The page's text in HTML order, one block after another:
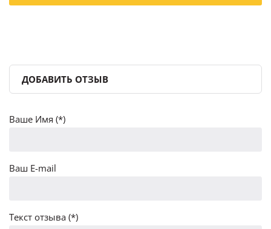
ДОБАВИТЬ ОТЗЫВ
Ваше Имя (*)
Ваш E-mail
Текст отзыва (*)